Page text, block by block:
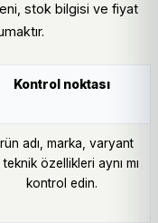
stok bilgisi ve fiyat
Kontrol noktası
adı, marka, varyant
özellikleri aynı mı
kontrol edin.